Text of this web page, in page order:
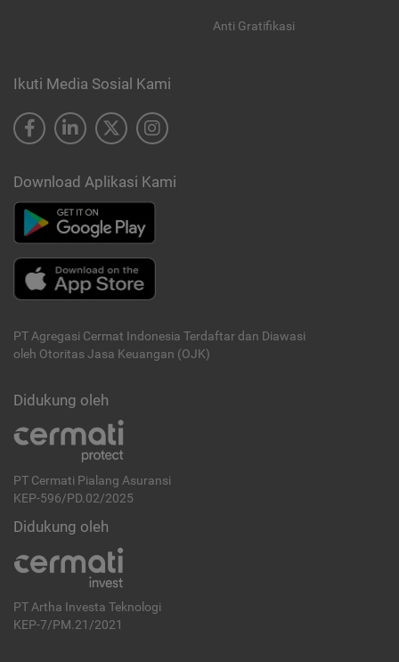
Anti Gratifikasi
Ikuti Media Sosial Kami
Download Aplikasi Kami
PT Agregasi Cermat Indonesia Terdaftar dan Diawasi
oleh Otoritas Jasa Keuangan (OJK)
Didukung oleh
PT Cermati Pialang Asuransi
KEP-596/PD.02/2025
Didukung oleh
PT Artha Investa Teknologi
KEP-7/PM.21/2021